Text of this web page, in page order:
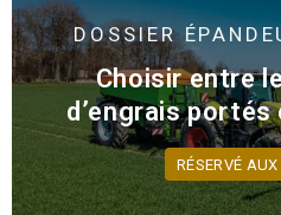
DOSSIER
Choisir entre
d’engrais
RÉSERVÉ